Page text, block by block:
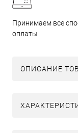
Принимаем все
оплаты
ОПИСАНИЕ